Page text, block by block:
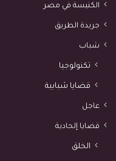
الكنيسة في مصر
جريدة الطريق
شباب
تكنولوجيا
قضايا شبابية
عاجل
قضايا إلحادية
الخلق